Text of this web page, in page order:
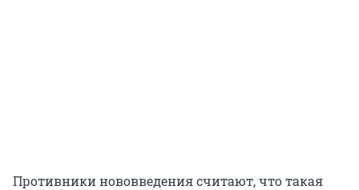
Противники нововведения считают, что такая